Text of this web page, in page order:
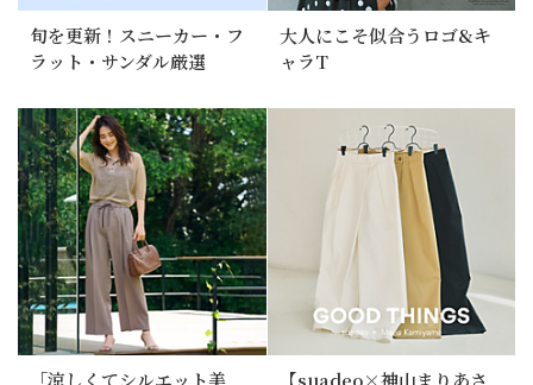
旬を更新！スニーカー・フ
ラット・サンダル厳選
大人にこそ似合うロゴ&キ
ャラT
「涼しくてシルエット美
【suadeo×神山まりあさ